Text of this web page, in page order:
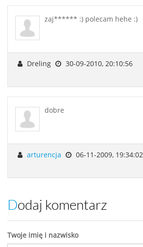
zaj****** :) polecam hehe :)
Dreling
30-09-2010, 20:10:56
dobre
arturencja
06-11-2009, 19:34:02
Dodaj komentarz
Twoje imię i nazwisko